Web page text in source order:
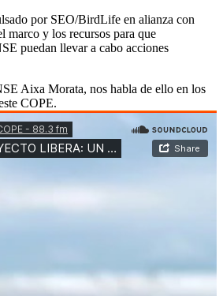
por SEO/BirdLife en alianza con
marco y los recursos para que
puedan llevar a cabo acciones
Aixa Morata, nos habla de ello en los
COPE.